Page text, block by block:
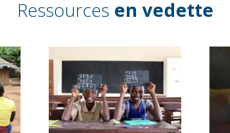
Ressources en vedette